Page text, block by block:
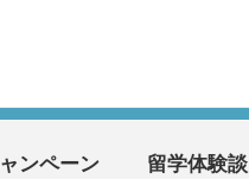
ンペーン 留学体験談